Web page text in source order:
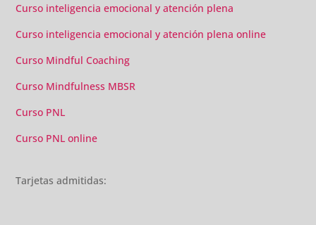
Curso inteligencia emocional y atención plena
Curso inteligencia emocional y atención plena online
Curso Mindful Coaching
Curso Mindfulness MBSR
Curso PNL
Curso PNL online
Tarjetas admitidas: